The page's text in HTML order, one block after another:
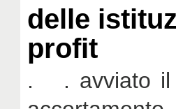
delle
profit
. . avviato il